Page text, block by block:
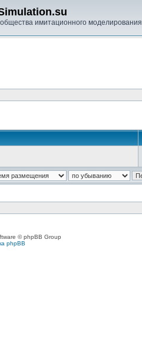
имитационного моделирования
© phpBB Group
phpBB